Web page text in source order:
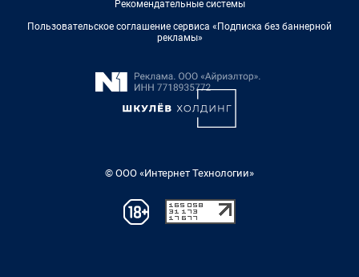
Рекомендательные системы
Пользовательское соглашение сервиса «Подписка без баннерной
рекламы»
© ООО «Интернет Технологии»